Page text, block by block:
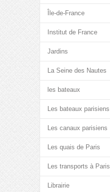
Île-de-France
Institut de France
Jardins
La Seine des Nautes
les bateaux
Les bateaux parisiens
Les canaux parisiens
Les quais de Paris
Les transports à Paris
Librairie